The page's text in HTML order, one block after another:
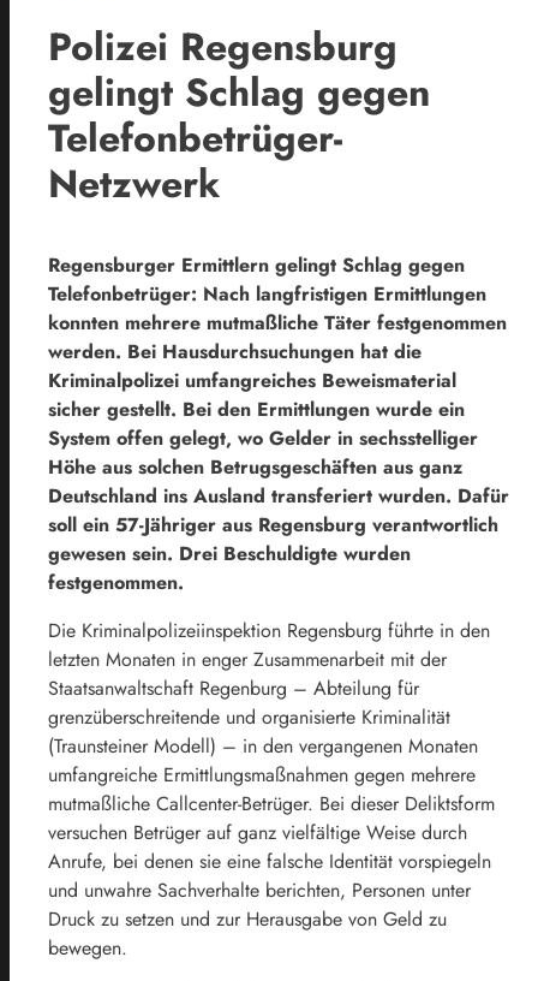
Polizei Regensburg
gelingt Schlag gegen
Telefonbetrüger-
Netzwerk
Regensburger Ermittlern gelingt Schlag gegen
Telefonbetrüger: Nach langfristigen Ermittlungen
konnten mehrere mutmaßliche Täter festgenommen
werden. Bei Hausdurchsuchungen hat die
Kriminalpolizei umfangreiches Beweismaterial
sicher gestellt. Bei den Ermittlungen wurde ein
System offen gelegt, wo Gelder in sechsstelliger
Höhe aus solchen Betrugsgeschäften aus ganz
Deutschland ins Ausland transferiert wurden. Dafür
soll ein 57-Jähriger aus Regensburg verantwortlich
gewesen sein. Drei Beschuldigte wurden
festgenommen.
Die Kriminalpolizeiinspektion Regensburg führte in den
letzten Monaten in enger Zusammenarbeit mit der
Staatsanwaltschaft Regenburg – Abteilung für
grenzüberschreitende und organisierte Kriminalität
(Traunsteiner Modell) – in den vergangenen Monaten
umfangreiche Ermittlungsmaßnahmen gegen mehrere
mutmaßliche Callcenter-Betrüger. Bei dieser Deliktsform
versuchen Betrüger auf ganz vielfältige Weise durch
Anrufe, bei denen sie eine falsche Identität vorspiegeln
und unwahre Sachverhalte berichten, Personen unter
Druck zu setzen und zur Herausgabe von Geld zu
bewegen.